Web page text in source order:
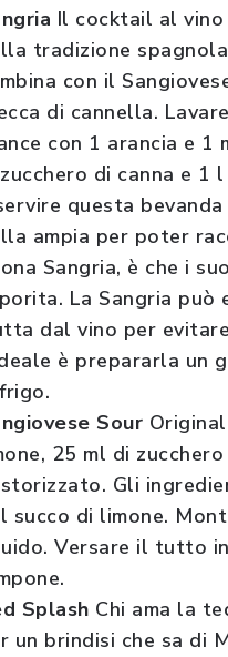
Il cocktail al vino
tradizione
con il
di cannella.
con 1 arancia e
di canna e 1
questa
ampia per poter
Sangria, è che i
La Sangria
dal vino per
è prepararla un
Sour
25 ml di
Gli
succo di limone.
Versare il tutto
Splash Chi ama la
un brindisi che sa di